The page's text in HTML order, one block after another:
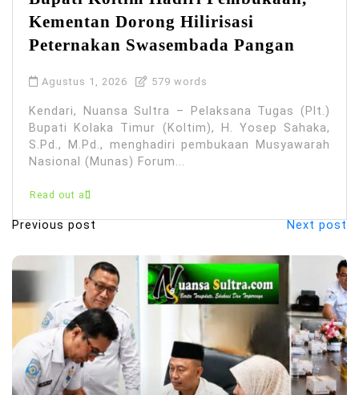
Kementan Dorong Hilirisasi
Peternakan Swasembada Pangan
Agustus 1, 2026 579 words
Kendari, Nuansa Sultra – Pelaksana Tugas (Plt.)
Bupati Kolaka Timur (Koltim), H. Yosep Sahaka,
S.Pd., M.Pd., menghadiri pembukaan Musyawarah
Nasional (Munas) Forum...
Read out all
N
a
i
a
s
Previous post Next post